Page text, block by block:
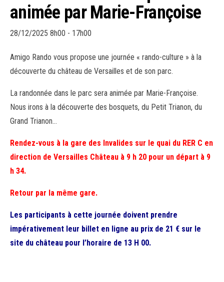
animée par Marie-Françoise
28/12/2025 8h00 - 17h00
Amigo Rando vous propose une journée « rando-culture » à la
découverte du château de Versailles et de son parc.
La randonnée dans le parc sera animée par Marie-Françoise.
Nous irons à la découverte des bosquets, du Petit Trianon, du
Grand Trianon…
Rendez-vous à la gare des Invalides sur le quai du RER C en
direction de Versailles Château à 9 h 20 pour un départ à 9
h 34.
Retour par la même gare.
Les participants à cette journée doivent prendre
impérativement leur billet en ligne au prix de 21 € sur le
site du château pour l’horaire de 13 H 00.